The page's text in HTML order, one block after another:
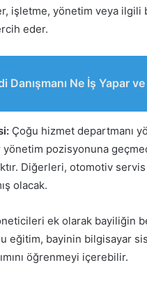
işletme, yönetim veya
eder.
Danışmanı Ne İş Yapar
Çoğu hizmet departmanı
yönetim pozisyonuna
Diğerleri, otomotiv
olacak.
ek olarak bayiliğin
eğitim, bayinin bilgisayar
öğrenmeyi içerebilir.